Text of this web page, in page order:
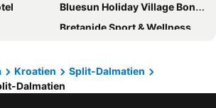
Bluesun Holiday Village Bonaca
Bretanide Sport & Wellness Resort
Waterman Beach Village
Holiday Village Sagitta
Kroatien
Split-Dalmatien
Dalmatien